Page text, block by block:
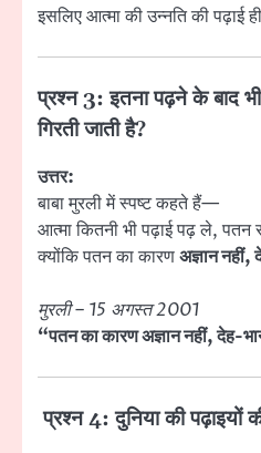
इसलिए आत्मा की उन्नति की पढ़ाई
प्रश्न 3: इतना पढ़ने के बाद
गिरती जाती है?
उत्तर:
बाबा मुरली में स्पष्ट कहते हैं—
आत्मा कितनी भी पढ़ाई पढ़ ले,
क्योंकि पतन का कारणअज्ञान नहीं,
मुरली – 15 अगस्त 2001
“पतन का कारण अज्ञान नहीं, देह-
प्रश्न 4: दुनिया की पढ़ाइयों